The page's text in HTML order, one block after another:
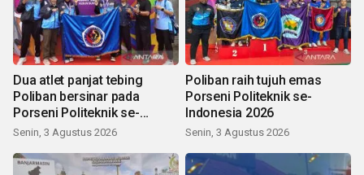
Dua atlet panjat tebing
Poliban bersinar pada
Porseni Politeknik se-
Indonesia 2026
Senin, 3 Agustus 2026
Poliban raih tujuh emas
Porseni Politeknik se-
Indonesia 2026
Senin, 3 Agustus 2026